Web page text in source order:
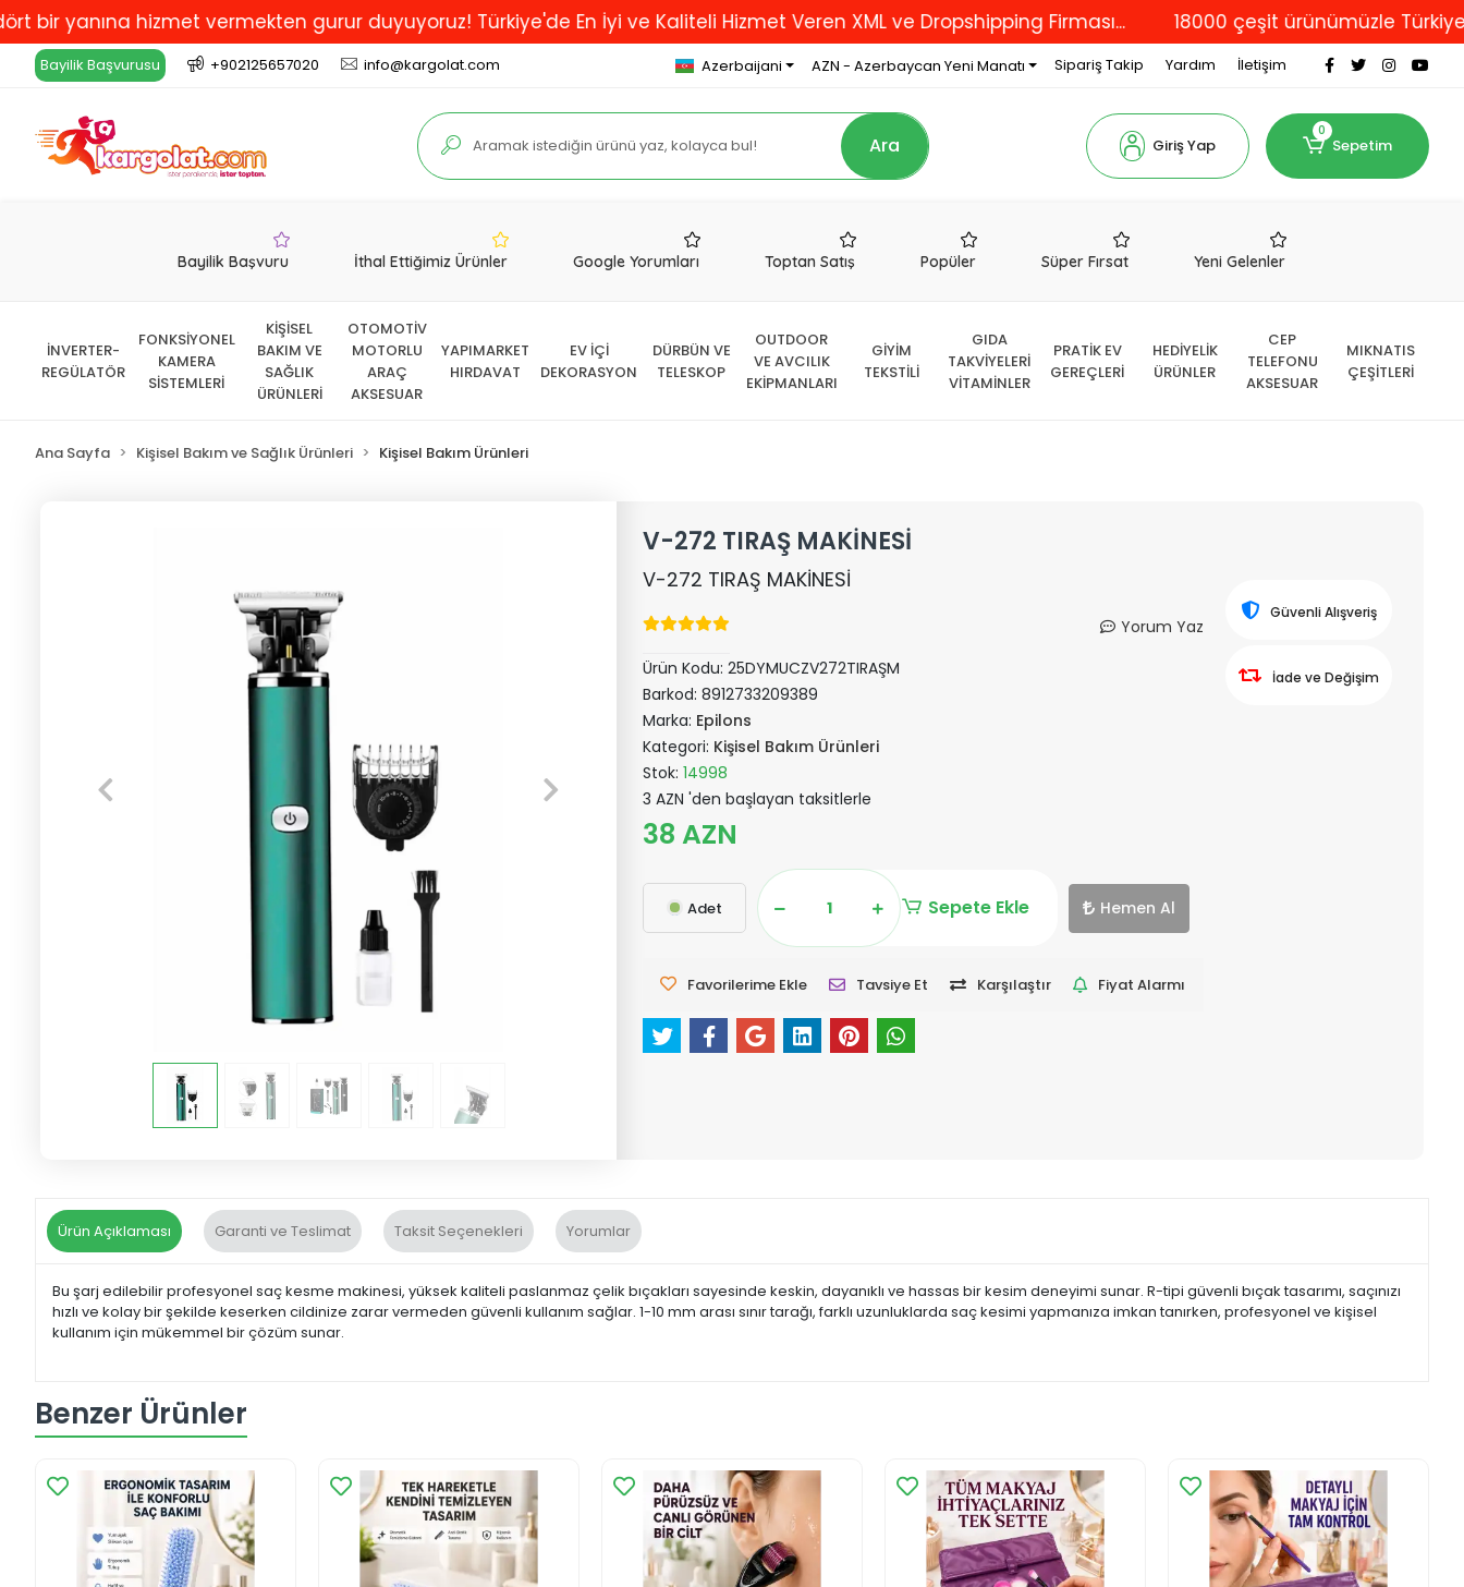
hizmet vermekten gurur duyuyoruz! Türkiye'de En İyi ve Kaliteli Hizmet Veren XML ve Dropshipping Firması... 18000 çeşit ürünümüzle Türkiye'nin
Bayilik Başvurusu +902125657020 info@kargolat.com Azerbaijani AZN - Azerbaycan Yeni Manatı Sipariş Takip Yardım İletişim
Ara Giriş Yap
0
Sepetim
Bayilik Başvuru İthal Ettiğimiz Ürünler Google Yorumları Toptan Satış Popüler Süper Fırsat Yeni Gelenler
İNVERTER-
REGÜLATÖR
FONKSİYONEL
KAMERA
SİSTEMLERİ
KİŞİSEL
BAKIM VE
SAĞLIK
ÜRÜNLERİ
OTOMOTİV
MOTORLU
ARAÇ
AKSESUAR
YAPIMARKET
HIRDAVAT
EV İÇİ
DEKORASYON
DÜRBÜN VE
TELESKOP
OUTDOOR
VE AVCILIK
EKİPMANLARI
GİYİM
TEKSTİLİ
GIDA
TAKVİYELERİ
VİTAMİNLER
PRATİK EV
GEREÇLERİ
HEDİYELİK
ÜRÜNLER
CEP
TELEFONU
AKSESUAR
MIKNATIS
ÇEŞİTLERİ
Ana Sayfa Kişisel Bakım ve Sağlık Ürünleri Kişisel Bakım Ürünleri
V-272 TIRAŞ MAKİNESİ
V-272 TIRAŞ MAKİNESİ
Yorum Yaz
Ürün Kodu:25DYMUCZV272TIRAŞM
Barkod:8912733209389
Marka: Epilons
Kategori: Kişisel Bakım Ürünleri
Stok:14998
3 AZN 'den başlayan taksitlerle
38 AZN
Adet Sepete Ekle Hemen Al
Favorilerime Ekle Tavsiye Et Karşılaştır Fiyat Alarmı
Güvenli Alışveriş
İade ve Değişim
Ürün Açıklaması Garanti ve Teslimat Taksit Seçenekleri Yorumlar
Bu şarj edilebilir profesyonel saç kesme makinesi, yüksek kaliteli paslanmaz çelik bıçakları sayesinde keskin, dayanıklı ve hassas bir kesim deneyimi sunar. R-tipi güvenli bıçak tasarımı, saçınızı
hızlı ve kolay bir şekilde keserken cildinize zarar vermeden güvenli kullanım sağlar. 1-10 mm arası sınır tarağı, farklı uzunluklarda saç kesimi yapmanıza imkan tanırken, profesyonel ve kişisel
kullanım için mükemmel bir çözüm sunar.
Benzer Ürünler